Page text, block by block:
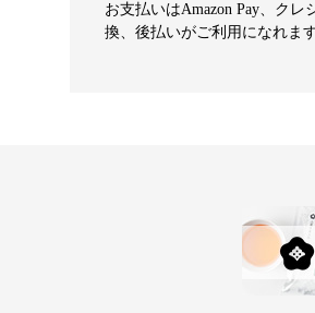
お支払いはAmazon Pay、クレ
換、後払いがご利用になれます